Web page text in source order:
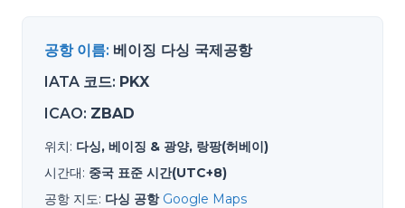
공항 이름: 베이징 다싱 국제공항
IATA 코드: PKX
ICAO: ZBAD
위치: 다싱, 베이징 & 광양, 랑팡(허베이)
시간대: 중국 표준 시간(UTC+8)
공항 지도: 다싱 공항 Google Maps